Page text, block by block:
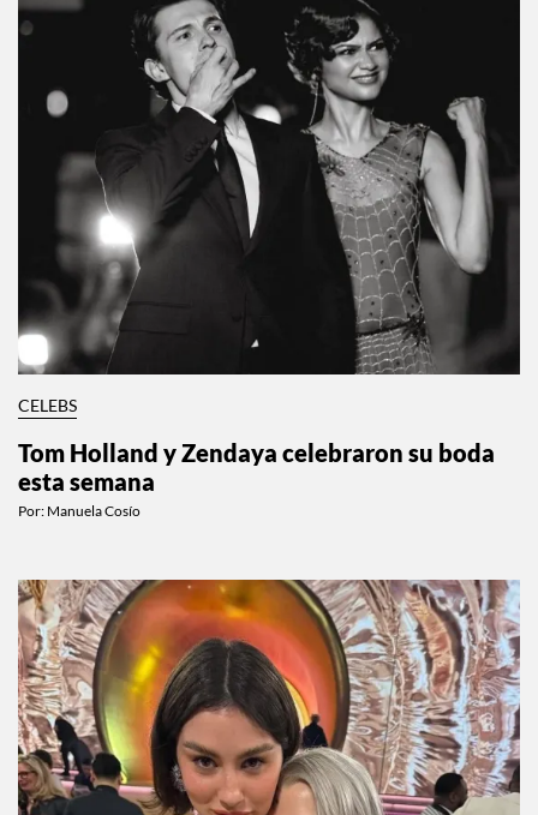
CELEBS
Tom Holland y Zendaya celebraron su boda
esta semana
Por: Manuela Cosío